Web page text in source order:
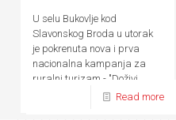
U selu Bukovlje kod
Slavonskog Broda u utorak
je pokrenuta nova i prva
nacionalna kampanja za
ruralni turizam - "Doživi
Read more